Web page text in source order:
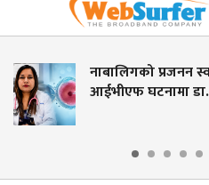
प्रजनन स्वास्थ्यमा कसको निर्णय?
डा. शर्माको बयान